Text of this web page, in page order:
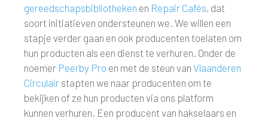
gereedschapsbibliotheken en Repair Cafés, dat
soort initiatieven ondersteunen we. We willen een
stapje verder gaan en ook producenten toelaten om
hun producten als een dienst te verhuren. Onder de
noemer Peerby Pro en met de steun van Vlaanderen
Circulair stapten we naar producenten om te
bekijken of ze hun producten via ons platform
kunnen verhuren. Een producent van hakselaars en